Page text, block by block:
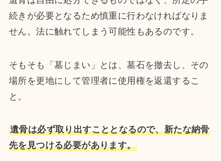
続きが必要となるため慎重に行わなければなりま
せん。法に触れてしまう可能性もあるのです。
そもそも「墓じまい」とは、墓石を撤去し、その
場所を更地にして管理者に使用権を返還するこ
と。
遺骨は必ず取り出すこととなるので、新たな納骨
先を見つける必要があります。